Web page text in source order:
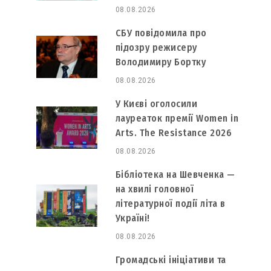
08.08.2026
СБУ повідомила про
підозру режисеру
Володимиру Бортку
08.08.2026
У Києві оголосили
лауреаток премії Women in
Arts. The Resistance 2026
08.08.2026
Бібліотека на Шевченка —
на хвилі головної
літературної події літа в
Україні!
08.08.2026
Громадські ініціативи та